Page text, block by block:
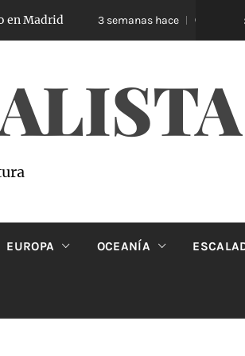
3 semanas hace Oveja Negra: el
EUROPA OCEANÍA